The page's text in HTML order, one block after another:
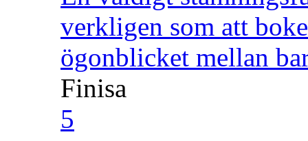
verkligen som att
ögonblicket mellan
Finisa
5